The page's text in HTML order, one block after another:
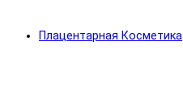
Плацентарная Косметика